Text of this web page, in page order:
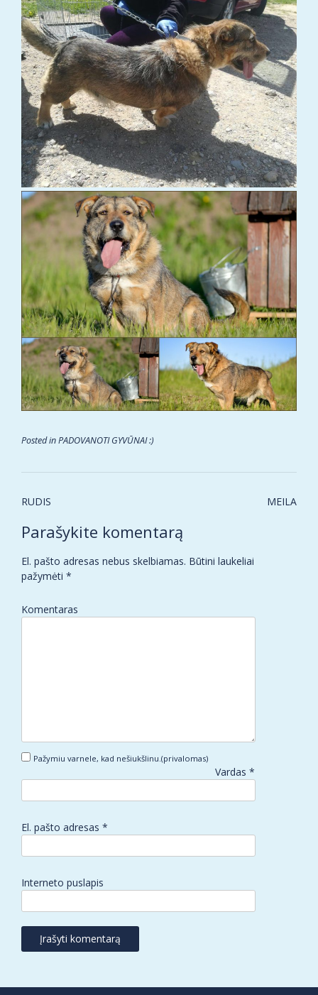
Posted inPADOVANOTI GYVŪNAI :)
Post
RUDIS MEILA
Parašykite komentarą
El. pašto adresas nebus skelbiamas. Būtini laukeliai
pažymėti *
Komentaras
Pažymiu varnele, kad nešiukšlinu.(privalomas)
Vardas *
El. pašto adresas *
Interneto puslapis